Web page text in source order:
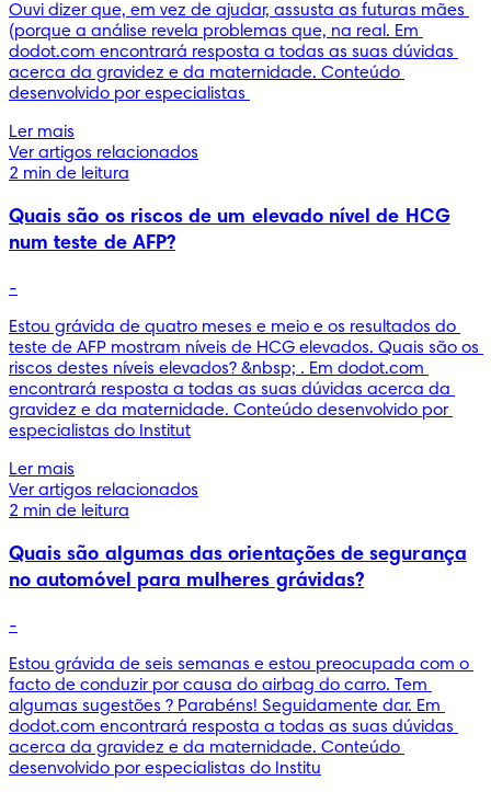
Ouvi dizer que, em vez de ajudar, assusta as futuras mães
(porque a análise revela problemas que, na real. Em
dodot.com encontrará resposta a todas as suas dúvidas
acerca da gravidez e da maternidade. Conteúdo
desenvolvido por especialistas
Ler mais
Ver artigos relacionados
2 min de leitura
Quais são os riscos de um elevado nível de HCG
num teste de AFP?
-
Estou grávida de quatro meses e meio e os resultados do
teste de AFP mostram níveis de HCG elevados. Quais são os
riscos destes níveis elevados? &nbsp; . Em dodot.com
encontrará resposta a todas as suas dúvidas acerca da
gravidez e da maternidade. Conteúdo desenvolvido por
especialistas do Institut
Ler mais
Ver artigos relacionados
2 min de leitura
Quais são algumas das orientações de segurança
no automóvel para mulheres grávidas?
-
Estou grávida de seis semanas e estou preocupada com o
facto de conduzir por causa do airbag do carro. Tem
algumas sugestões ? Parabéns! Seguidamente dar. Em
dodot.com encontrará resposta a todas as suas dúvidas
acerca da gravidez e da maternidade. Conteúdo
desenvolvido por especialistas do Institu